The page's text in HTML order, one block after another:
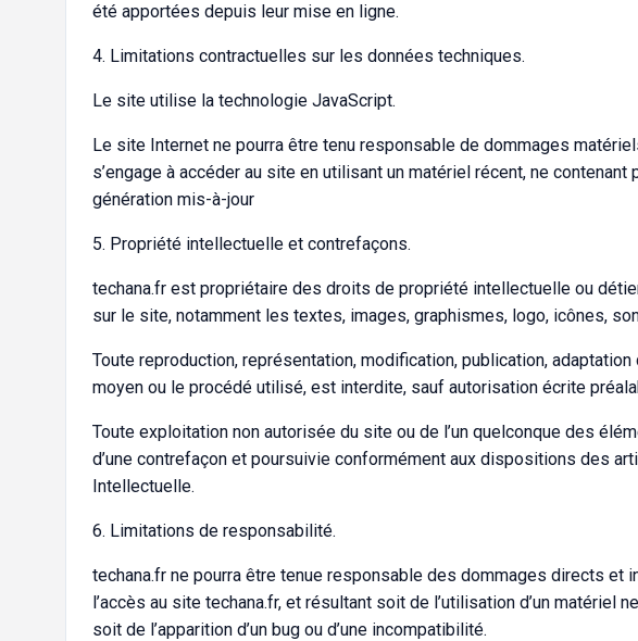
été apportées depuis leur mise en ligne.
4. Limitations contractuelles sur les données techniques.
Le site utilise la technologie JavaScript.
Le site Internet ne pourra être tenu responsable de dommages
s’engage à accéder au site en utilisant un matériel récent, ne
génération mis-à-jour
5. Propriété intellectuelle et contrefaçons.
techana.fr est propriétaire des droits de propriété intellectuelle ou
sur le site, notamment les textes, images, graphismes, logo, icônes,
Toute reproduction, représentation, modification, publication,
moyen ou le procédé utilisé, est interdite, sauf autorisation écrite
Toute exploitation non autorisée du site ou de l’un quelconque des
d’une contrefaçon et poursuivie conformément aux dispositions des
Intellectuelle.
6. Limitations de responsabilité.
techana.fr ne pourra être tenue responsable des dommages directs et
l’accès au site techana.fr, et résultant soit de l’utilisation d’un matériel
soit de l’apparition d’un bug ou d’une incompatibilité.